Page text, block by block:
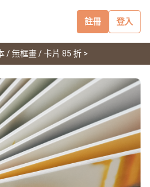
註冊 登入
/ 無框畫 / 卡片 85 折 >